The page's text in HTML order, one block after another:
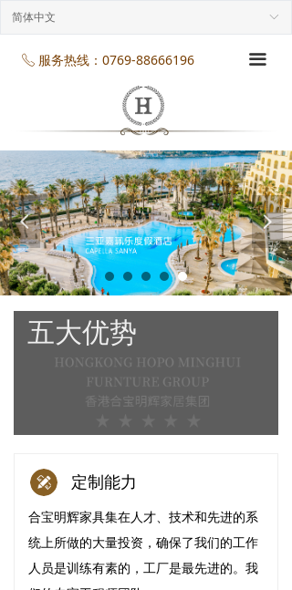
ꂅ 服务热线：0769-88666196 끀
首页
企业介绍
项目服务
企业规模
企业资质
企业资讯
联系我们
ꀅ
简体中文
넳 넲
合宝明辉家具集在人才、技术和先进的系
统上所做的大量投资，确保了我们的工作
人员是训练有素的，工厂是最先进的。我
定制能力
五大优势